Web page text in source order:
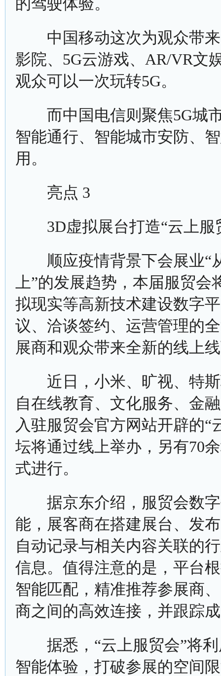
的驾驶体验。
中国移动这次为观众带来
影院、5G云游戏、AR/VR文
观众可以一次玩转5G。
而中国电信则聚焦5G城市
智能通行、智能城市安防、
用。
亮点 3
3D虚拟展台打造“云上服
顺应疫情背景下会展业“
上”的发展趋势，本届服贸会
拟现实等高新技术建设数字
议、洽谈签约、运营管理的
展商和观众带来全新的线上
近日，小米、旷视、特斯
自在线教育、文化服务、金
入驻服贸会官方网站开辟的“
坛将通过线上举办，另有70
式进行。
据京东介绍，服贸会数字
能，展客商在搭建展台、发
自动记录与相关内容关联的
信息。值得注意的是，平台
智能匹配，精准推荐参展商
商之间的高效连接，并跟踪
据悉，“云上服贸会”将利
智能体验，打破参展的空间